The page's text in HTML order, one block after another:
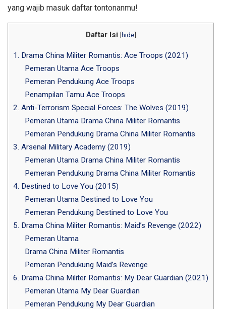
yang wajib masuk daftar tontonanmu!
Daftar Isi [hide]
1. Drama China Militer Romantis: Ace Troops (2021)
Pemeran Utama Ace Troops
Pemeran Pendukung Ace Troops
Penampilan Tamu Ace Troops
2. Anti-Terrorism Special Forces: The Wolves (2019)
Pemeran Utama Drama China Militer Romantis
Pemeran Pendukung Drama China Militer Romantis
3. Arsenal Military Academy (2019)
Pemeran Utama Drama China Militer Romantis
Pemeran Pendukung Drama China Militer Romantis
4. Destined to Love You (2015)
Pemeran Utama Destined to Love You
Pemeran Pendukung Destined to Love You
5. Drama China Militer Romantis: Maid’s Revenge (2022)
Pemeran Utama
Drama China Militer Romantis
Pemeran Pendukung Maid’s Revenge
6. Drama China Militer Romantis: My Dear Guardian (2021)
Pemeran Utama My Dear Guardian
Pemeran Pendukung My Dear Guardian